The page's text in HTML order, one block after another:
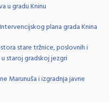
u gradu Kninu
plana grada Knina
stare tržnice, poslovnih i
staroj gradskoj jezgri
Marunuša i izgradnja javne